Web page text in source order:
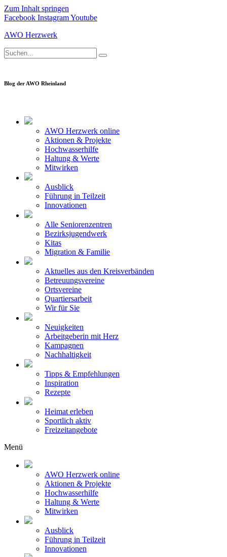
Zum Inhalt springen
Facebook InstagramYoutube
AWO Herzwerk
Blog der AWO Rheinland
AWO Herzwerk online
Aktionen & Projekte
Hochwasserhilfe
Haltung & Werte
Mitwirken
Ausblick
Führung in Teilzeit
Innovationen
Alle Seniorenzentren
Bezirksjugendwerk
Kitas
Migration & Familie
Aktuelles aus den Kreisverbänden
Betreuungsvereine
Ortsvereine
Quartiersarbeit
Wir für Sie
Neuigkeiten
Arbeitgeberin mit Herz
Kampagnen
Nachhaltigkeit
Tipps & Empfehlungen
Inspiration
Rezepte
Heimat erleben
Sportlich aktiv
Freizeitangebote
Menü
AWO Herzwerk online
Aktionen & Projekte
Hochwasserhilfe
Haltung & Werte
Mitwirken
Ausblick
Führung in Teilzeit
Innovationen